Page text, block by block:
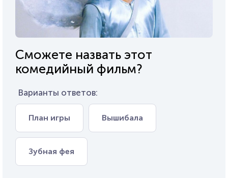
Сможете назвать этот
комедийный фильм?
Варианты ответов:
План игры Вышибала
Зубная фея